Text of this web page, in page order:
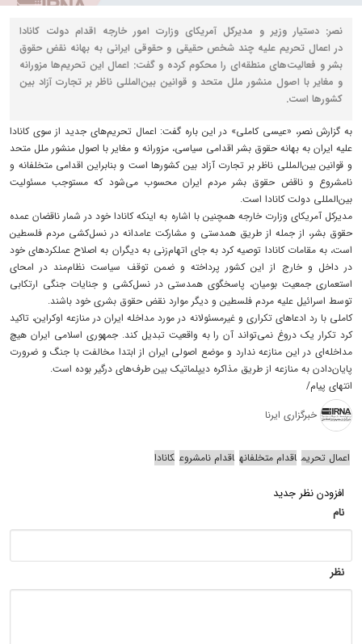
نصر: دستیار وزیر و مدیرکل آمریکای وزارت امور خارجه اقدام دولت کانادا
در اعمال تحریم‌ علیه چند شخص حقیقی و حقوقی ایرانی به بهانه نقض حقوق
بشر و فعالیت‌های منطقه‌ای را محکوم کرده و گفت: اعمال این تحریم‌ها مزورانه
و مغایر با اصول منشور ملل متحد و قوانین بین‌المللی ناظر بر تجارت آزاد بین
کشورها است.
به گزارش نصر، «عیسی کاملی» در این باره گفت: اعمال تحریم‌های جدید از سوی کانادا
علیه ایران به بهانه حقوق بشر اقدامی سیاسی، مزورانه و مغایر با اصول منشور ملل متحد
و قوانین بین‌المللی ناظر بر تجارت آزاد بین کشورها است و بنابراین اقدامی متخلفانه و
نامشروع و ناقض حقوق بشر مردم ایران محسوب می‌شود که مستوجب مسئولیت
بین‌المللی دولت کانادا است.
مدیرکل آمریکای وزارت خارجه همچنین با اشاره به اینکه کانادا خود در شمار ناقضان عمده
حقوق بشر، از جمله از طریق همدستی و مشارکت عامدانه در نسل‌کشی مردم فلسطین
است، به مقامات کانادا توصیه کرد به جای اتهام‌زنی به دیگران به اصلاح عملکردهای خود
در داخل و خارج از این کشور پرداخته و ضمن توقف سیاست نظام‌مند در امحای
استعماری جمعیت بومیان، پاسخگوی همدستی در نسل‌کشی و جنایات جنگی ارتکابی
توسط اسرائیل علیه مردم فلسطین و دیگر موارد نقض حقوق بشری خود باشند.
کاملی با رد ادعاهای تکراری و غیرمسئولانه در مورد مداخله ایران در منازعه اوکراین، تاکید
کرد تکرار یک دروغ نمی‌تواند آن را به واقعیت تبدیل کند. جمهوری اسلامی ایران هیچ
مداخله‌ای در این منازعه ندارد و موضع اصولی ایران از ابتدا مخالفت با جنگ و ضرورت
پایان‌دادن به منازعه از طریق مذاکره دیپلماتیک بین طرف‌های درگیر بوده است.
انتهای پیام/
خبرگزاری ایرنا
اعمال تحریم اقدام متخلفانه اقدام نامشروع کانادا
افزودن نظر جدید
نام
نظر